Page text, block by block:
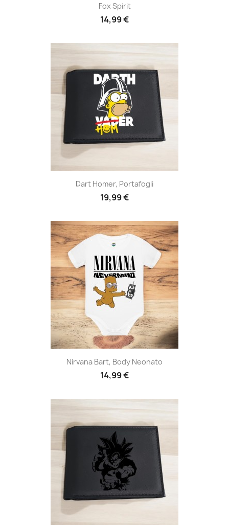
Fox Spirit
14,99 €
Dart Homer, Portafogli
19,99 €
Nirvana Bart, Body Neonato
14,99 €